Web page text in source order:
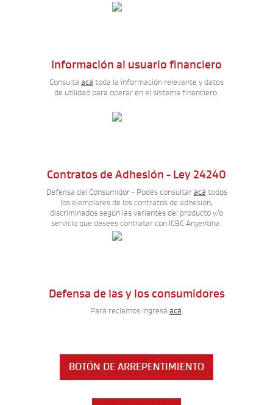
Información al usuario financiero
Consultá acá toda la información relevante y datos
de utilidad para operar en el sistema financiero.
Contratos de Adhesión - Ley 24240
Defensa del Consumidor - Podés consultar acá todos
los ejemplares de los contratos de adhesión,
discriminados según las variantes del producto y/o
servicio que desees contratar con ICBC Argentina.
Defensa de las y los consumidores
Para reclamos ingresá acá
BOTÓN DE ARREPENTIMIENTO